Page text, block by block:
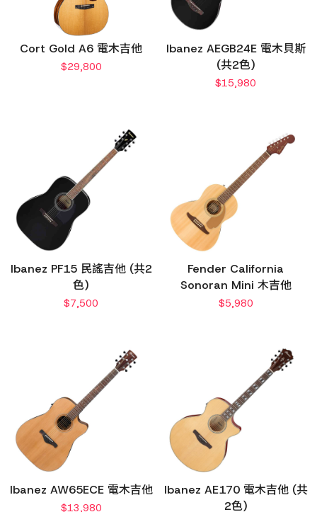
Cort Gold A6 電木吉他
$29,800
Ibanez AEGB24E 電木貝斯
(共2色)
$15,980
Ibanez PF15 民謠吉他 (共2
色)
$7,500
Fender California
Sonoran Mini 木吉他
$5,980
Ibanez AW65ECE 電木吉他
$13,980
Ibanez AE170 電木吉他 (共
2色)